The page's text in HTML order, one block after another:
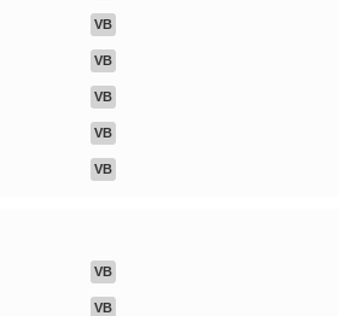
VB
VB
VB
VB
VB
VB
VB